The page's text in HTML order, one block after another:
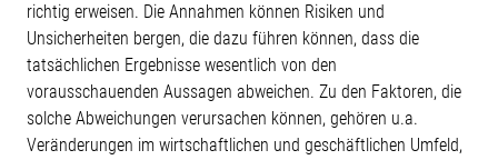
richtig erweisen. Die Annahmen können Risiken und
Unsicherheiten bergen, die dazu führen können, dass die
tatsächlichen Ergebnisse wesentlich von den
vorausschauenden Aussagen abweichen. Zu den Faktoren, die
solche Abweichungen verursachen können, gehören u.a.
Veränderungen im wirtschaftlichen und geschäftlichen Umfeld,